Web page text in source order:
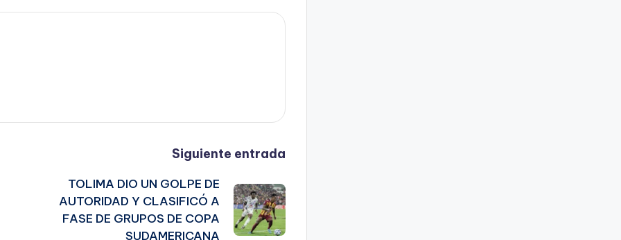
Siguiente entrada
TOLIMA DIO UN GOLPE DE
AUTORIDAD Y CLASIFICÓ A
FASE DE GRUPOS DE COPA
SUDAMERICANA